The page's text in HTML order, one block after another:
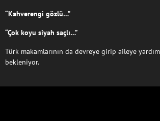
“Kahverengi gözlü…”
“Çok koyu siyah saçlı…”
Türk makamlarının da devreye girip aileye
bekleniyor.